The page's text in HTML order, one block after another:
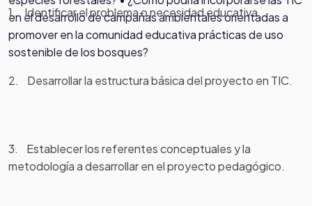
en el desarrollo de campañas ambientales orientadas a
promover en la comunidad educativa prácticas de uso
sostenible de los bosques?
1. Identificar el problema o necesidad educativa.
2. Desarrollar la estructura básica del proyecto en TIC.
3. Establecer los referentes conceptuales y la
metodología a desarrollar en el proyecto pedagógico.